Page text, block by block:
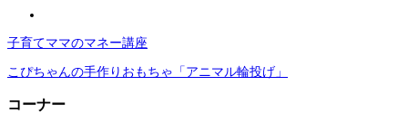
子育てママのマネー講座
こぴちゃんの手作りおもちゃ「アニマル輪投げ」
コーナー